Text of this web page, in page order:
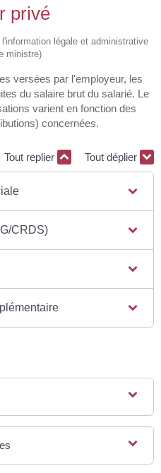
privé
légale et administrative
ministre)
versées par l'employeur, les
du salaire brut du salarié. Le
varient en fonction des
concernées.
Tout replier Tout déplier
CRDS)